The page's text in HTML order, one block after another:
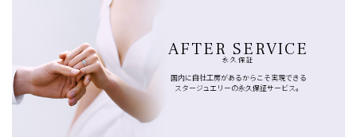
AFTER SERVICE
永久保証
国内に自社工房があるからこそ実現できる
スタージュエリーの永久保証サービス。